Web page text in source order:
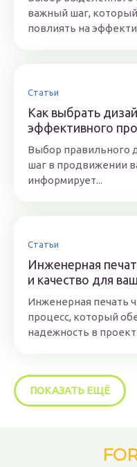
важный шаг,
повлиять на
Статьи
Как выбрать
эффективного
Выбор правильного
шаг в продвижении
информирует...
Статьи
Инженерная
и качество для
Инженерная печать
процесс, который
надежность в
ПОКАЗАТЬ ЕЩЁ